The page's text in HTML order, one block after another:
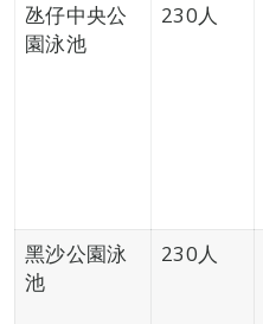
氹仔中央公
園泳池
230人
黑沙公園泳
池
230人